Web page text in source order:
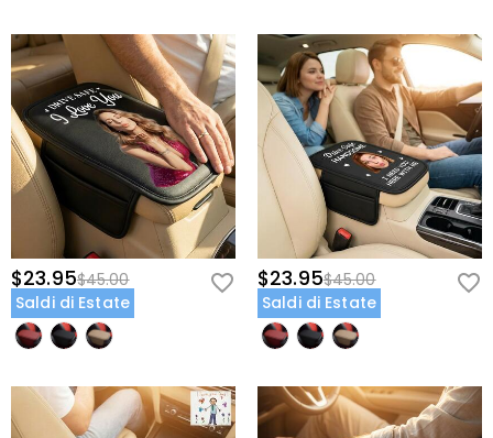
$23.95$45.00
Saldi di Estate
$23.95$45.00
Saldi di Estate